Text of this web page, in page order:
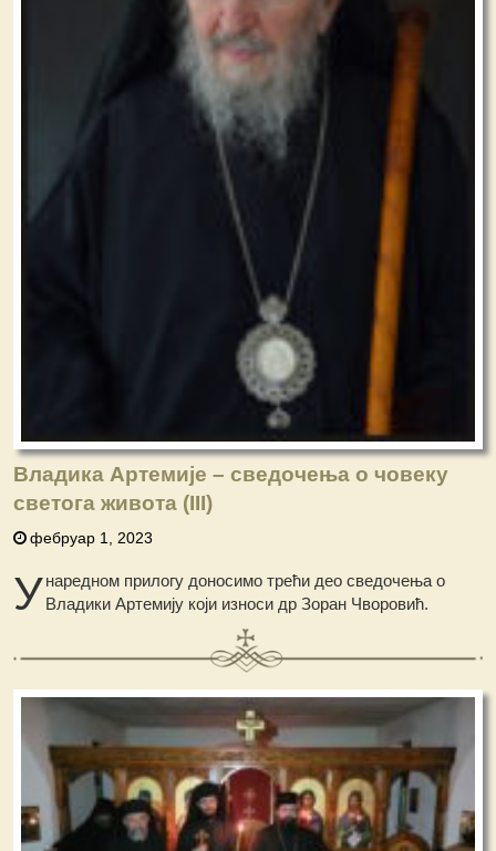
Владика Артемије – сведочења о човеку
светога живота (III)
фебруар 1, 2023
Унаредном прилогу доносимo трећи део сведочењa о
Владики Артемију који износи др Зоран Чворовић.